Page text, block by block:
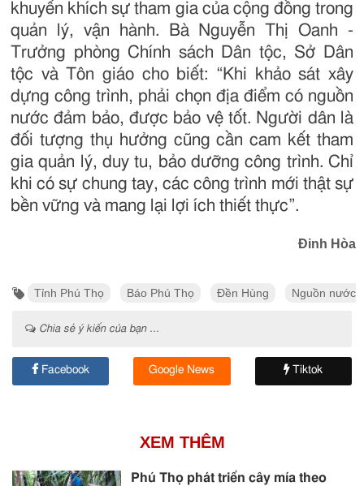
khuyến khích sự tham gia của cộng đồng trong
quản lý, vận hành. Bà Nguyễn Thị Oanh -
Trưởng phòng Chính sách Dân tộc, Sở Dân
tộc và Tôn giáo cho biết: “Khi khảo sát xây
dựng công trình, phải chọn địa điểm có nguồn
nước đảm bảo, được bảo vệ tốt. Người dân là
đối tượng thụ hưởng cũng cần cam kết tham
gia quản lý, duy tu, bảo dưỡng công trình. Chỉ
khi có sự chung tay, các công trình mới thật sự
bền vững và mang lại lợi ích thiết thực”.
Đinh Hòa
Tỉnh Phú Thọ Báo Phú Thọ Đền Hùng Nguồn nước
Chia sẻ ý kiến của bạn ...
Facebook Google News Tiktok
XEM THÊM
Phú Thọ phát triển cây mía theo